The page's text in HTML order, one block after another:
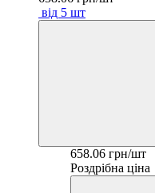
від 5 шт
658.06 грн/шт
Роздрібна ціна